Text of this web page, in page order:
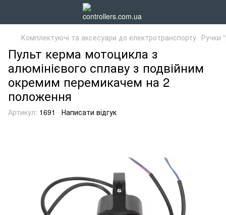
Комплектуючі та аксесуари до електротранспорту Ручки
Пульт керма мотоцикла з
алюмінієвого сплаву з подвійним
окремим перемикачем на 2
положення
Артикул: 1691 Написати відгук